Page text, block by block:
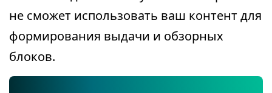
не сможет использовать ваш контент для
формирования выдачи и обзорных
блоков.